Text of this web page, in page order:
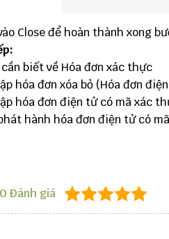
Close để hoàn thành xong
biết về Hóa đơn xác thực
hóa đơn xóa bỏ (Hóa đơn
hóa đơn điện tử có mã xác
hành hóa đơn điện tử có
Đánh giá